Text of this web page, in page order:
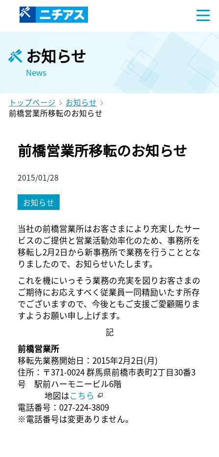
お知らせ
News
トップページ
お知らせ
前橋営業所移転のお知らせ
前橋営業所移転のお知らせ
2015/01/28
お知らせ
当社の前橋営業所はお客さまにより充実したサー
ビスのご提供と営業活動効率化のため、事務所を
移転し2月2日から新事務所で業務を行うこととな
りましたので、お知らせいたします。
これを機にいっそう業務の充実を図りお客さまの
ご期待にお応えすべく従業員一同精励いたす所存
でございますので、今後ともご支援ご愛顧賜りま
すようお願い申し上げます。
記
前橋営業所
移転先業務開始日：2015年2月2日(月)
住所：〒371-0024 群馬県前橋市表町2丁目30番3
号 駅前ハーモニービル6階
地図はこちら
電話番号：027-224-3809
※電話番号は変更ありません。